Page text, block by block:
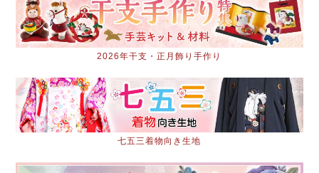
2026年干支・正月飾り手作り
七五三着物向き生地